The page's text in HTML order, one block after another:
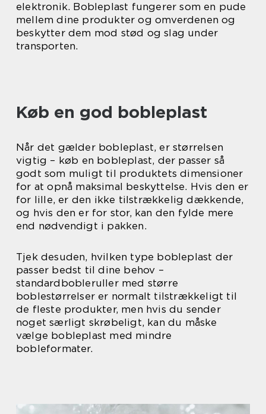
elektronik. Bobleplast fungerer som en pude
mellem dine produkter og omverdenen og
beskytter dem mod stød og slag under
transporten.
Køb en god bobleplast
Når det gælder bobleplast, er størrelsen
vigtig – køb en bobleplast, der passer så
godt som muligt til produktets dimensioner
for at opnå maksimal beskyttelse. Hvis den er
for lille, er den ikke tilstrækkelig dækkende,
og hvis den er for stor, kan den fylde mere
end nødvendigt i pakken.
Tjek desuden, hvilken type bobleplast der
passer bedst til dine behov –
standardbobleruller med større
boblestørrelser er normalt tilstrækkeligt til
de fleste produkter, men hvis du sender
noget særligt skrøbeligt, kan du måske
vælge bobleplast med mindre
bobleformater.